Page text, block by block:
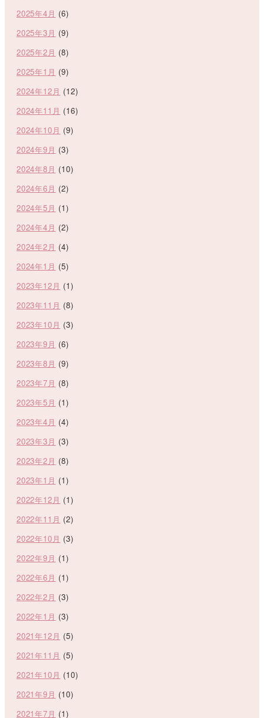
2025年4月 (6)
2025年3月 (9)
2025年2月 (8)
2025年1月 (9)
2024年12月 (12)
2024年11月 (16)
2024年10月 (9)
2024年9月 (3)
2024年8月 (10)
2024年6月 (2)
2024年5月 (1)
2024年4月 (2)
2024年2月 (4)
2024年1月 (5)
2023年12月 (1)
2023年11月 (8)
2023年10月 (3)
2023年9月 (6)
2023年8月 (9)
2023年7月 (8)
2023年5月 (1)
2023年4月 (4)
2023年3月 (3)
2023年2月 (8)
2023年1月 (1)
2022年12月 (1)
2022年11月 (2)
2022年10月 (3)
2022年9月 (1)
2022年6月 (1)
2022年2月 (3)
2022年1月 (3)
2021年12月 (5)
2021年11月 (5)
2021年10月 (10)
2021年9月 (10)
2021年7月 (1)